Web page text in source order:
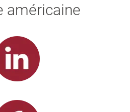
américaine